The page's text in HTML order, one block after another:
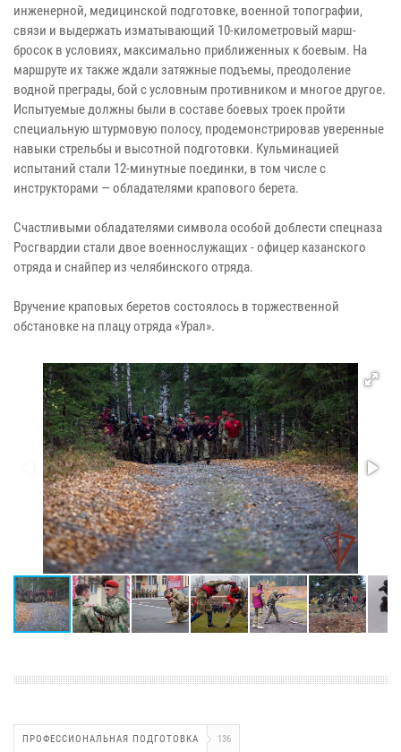
инженерной, медицинской подготовке, военной топографии,
связи и выдержать изматывающий 10-километровый марш-
бросок в условиях, максимально приближенных к боевым. На
маршруте их также ждали затяжные подъемы, преодоление
водной преграды, бой с условным противником и многое другое.
Испытуемые должны были в составе боевых троек пройти
специальную штурмовую полосу, продемонстрировав уверенные
навыки стрельбы и высотной подготовки. Кульминацией
испытаний стали 12-минутные поединки, в том числе с
инструкторами — обладателями крапового берета.
Счастливыми обладателями символа особой доблести спецназа
Росгвардии стали двое военнослужащих - офицер казанского
отряда и снайпер из челябинского отряда.
Вручение краповых беретов состоялось в торжественной
обстановке на плацу отряда «Урал».
ПРОФЕССИОНАЛЬНАЯ ПОДГОТОВКА 136